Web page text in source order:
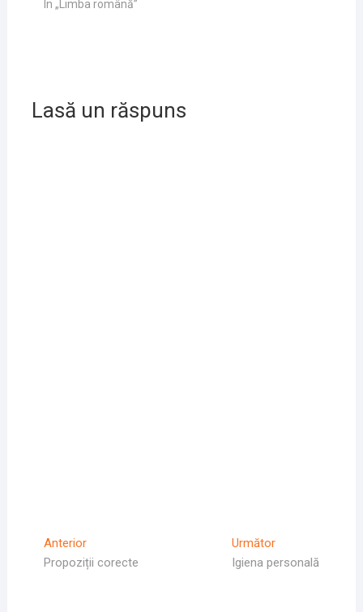
În „Limba română”
Lasă un răspuns
Navigare
în
AnteriorArticolul
Anterior
Propoziții corecte
UrmătorArticolul
Următor:
Igiena personală